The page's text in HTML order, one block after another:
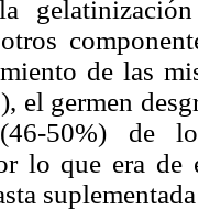
de las
el germen
(46-50%) de
lo que era de